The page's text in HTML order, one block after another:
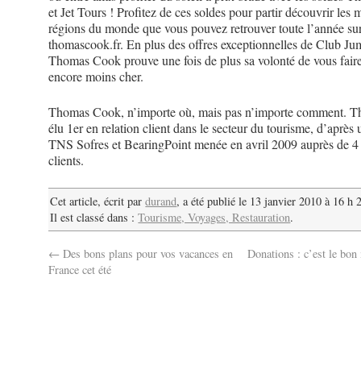
et Jet Tours ! Profitez de ces soldes pour partir découvrir les
régions du monde que vous pouvez retrouver toute l’année
thomascook.fr. En plus des offres exceptionnelles de Club
Thomas Cook prouve une fois de plus sa volonté de vous
encore moins cher.
Thomas Cook, n’importe où, mais pas n’importe comment.
élu 1er en relation client dans le secteur du tourisme, d’après
TNS Sofres et BearingPoint menée en avril 2009 auprès de
clients.
Cet article, écrit pardurand, a été publié le 13 janvier 2010 à 16 h
Il est classé dans :Tourisme, Voyages, Restauration.
← Des bons plans pour vos vacances en
France cet été
Donations : c’est le